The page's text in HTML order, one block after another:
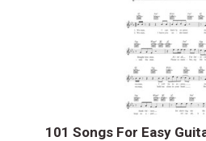
101 Songs For Easy